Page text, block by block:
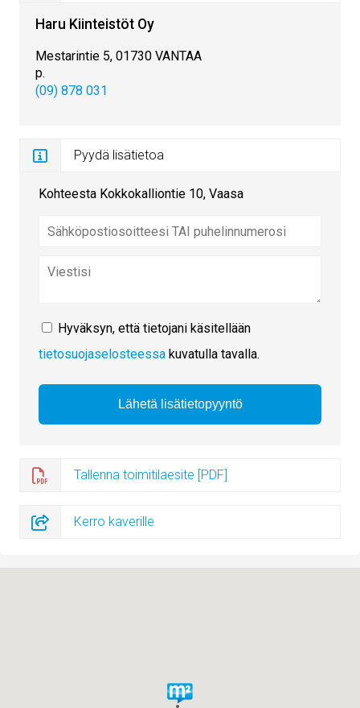
Haru Kiinteistöt Oy
Mestarintie 5, 01730 VANTAA
p.
(09) 878 031
Pyydä lisätietoa
Kohteesta Kokkokalliontie 10, Vaasa
Hyväksyn, että tietojani käsitellään
tietosuojaselosteessa kuvatulla tavalla.
Tallenna toimitilaesite [PDF]
Kerro kaverille